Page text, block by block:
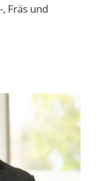
Fräs und